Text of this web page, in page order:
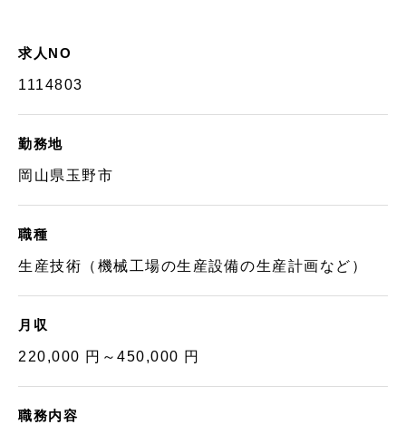
求人NO
1114803
勤務地
岡山県玉野市
職種
生産技術（機械工場の生産設備の生産計画など）
月収
220,000 円～450,000 円
職務内容